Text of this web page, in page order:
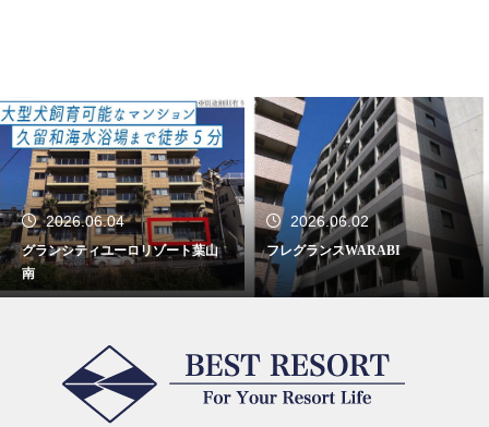
2026.06.02
フレグランスWARABI
2026.05.26
ファミール・ヴィラ強羅